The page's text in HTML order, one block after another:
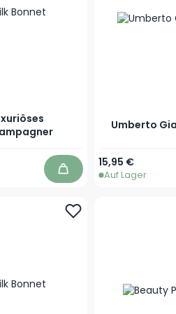
In den Warenkorb
Umberto
15,95 €
Auf Lager